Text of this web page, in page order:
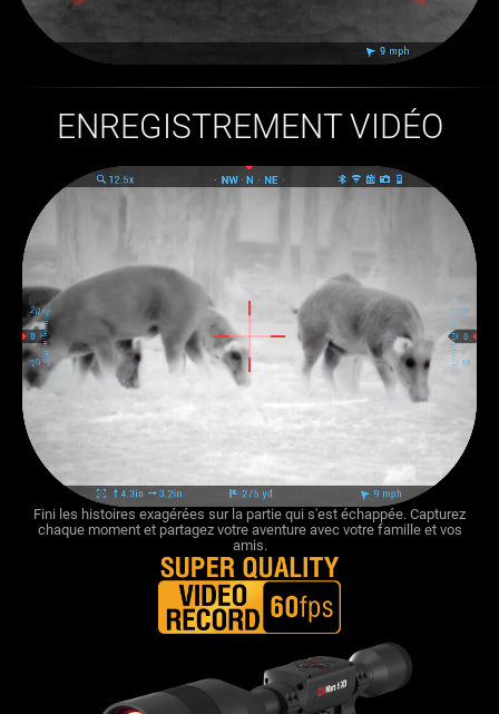
ENREGISTREMENT VIDÉO
Fini les histoires exagérées sur la partie qui s'est échappée. Capturez
chaque moment et partagez votre aventure avec votre famille et vos
amis.